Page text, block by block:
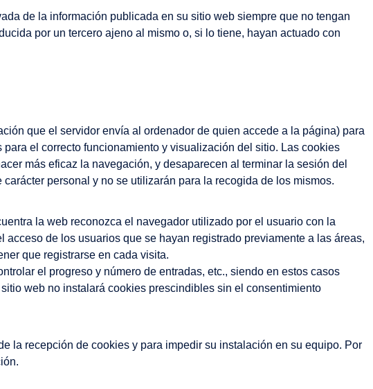
de la información publicada en su sitio web siempre que no tengan
por un tercero ajeno al mismo o, si lo tiene, hayan actuado con
que el servidor envía al ordenador de quien accede a la página) para
el correcto funcionamiento y visualización del sitio. Las cookies
más eficaz la navegación, y desaparecen al terminar la sesión del
personal y no se utilizarán para la recogida de los mismos.
la web reconozca el navegador utilizado por el usuario con la
de los usuarios que se hayan registrado previamente a las áreas,
que registrarse en cada visita.
el progreso y número de entradas, etc., siendo en estos casos
web no instalará cookies prescindibles sin el consentimiento
la recepción de cookies y para impedir su instalación en su equipo. Por